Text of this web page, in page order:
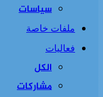
سياسات
ملفات خاصة
فعاليات
الكل
مشاركات